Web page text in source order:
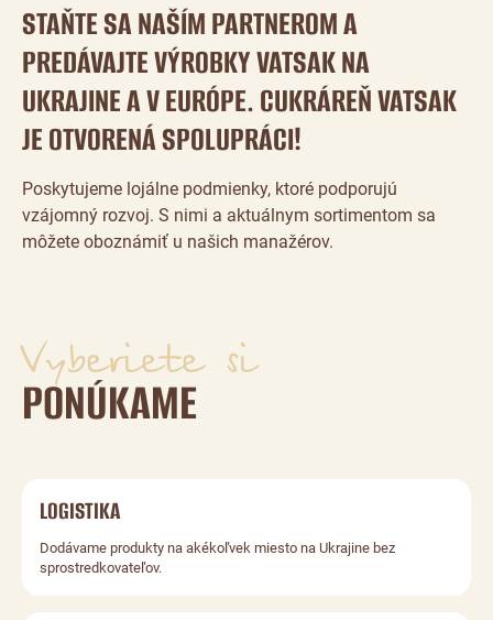
STAŇTE SA NAŠÍM PARTNEROM A
PREDÁVAJTE VÝROBKY VATSAK NA
UKRAJINE A V EURÓPE. CUKRÁREŇ VATSAK
JE OTVORENÁ SPOLUPRÁCI!
Poskytujeme lojálne podmienky, ktoré podporujú
vzájomný rozvoj. S nimi a aktuálnym sortimentom sa
môžete oboznámiť u našich manažérov.
Vyberiete si
PONÚKAME
LOGISTIKA
Dodávame produkty na akékoľvek miesto na Ukrajine bez
sprostredkovateľov.